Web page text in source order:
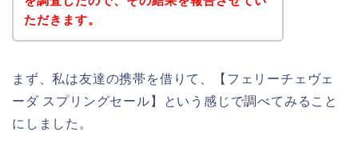
ただきます。
まず、私は友達の携帯を借りて、【フェリーチェヴェ
ーダ スプリングセール】という感じで調べてみること
にしました。